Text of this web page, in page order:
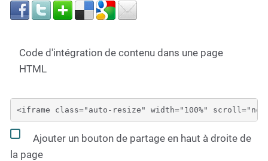
Code d'intégration de contenu dans une page
HTML
Ajouter un bouton de partage en haut à droite de
la page